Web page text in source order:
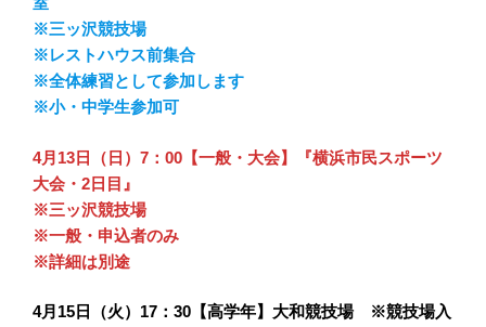
※三ッ沢競技場
※レストハウス前集合
※全体練習として参加します
※小・中学生参加可
4月13日（日）7：00【一般・大会】『横浜市民スポーツ
大会・2日目』
※三ッ沢競技場
※一般・申込者のみ
※詳細は別途
4月15日（火） 17：30【高学年】大和競技場 ※競技場入